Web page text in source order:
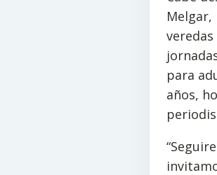
Melgar,
para
años,